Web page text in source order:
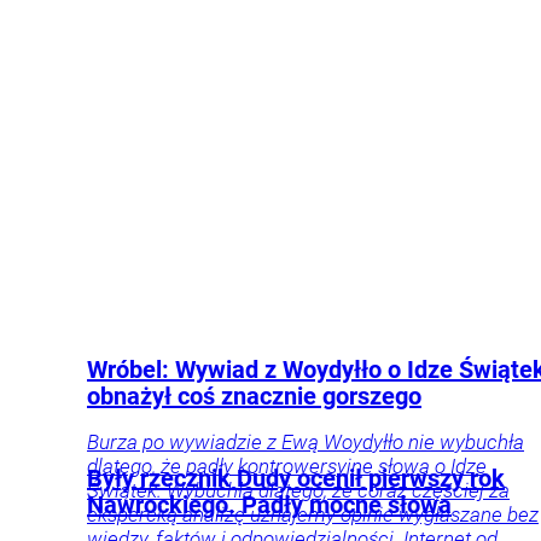
Wróbel: Wywiad z Woydyłło o Idze
obnażył coś znacznie gorszego
Burza po wywiadzie z Ewą Woydyłło nie wybuchła
dlatego, że padły kontrowersyjne słowa o Idze
Świątek. Wybuchła dlatego, że coraz częściej za
ekspercką analizę uznajemy opinie wygłaszane bez
Były rzecznik Dudy ocenił pierwszy rok
Nawrockiego. Padły mocne słowa